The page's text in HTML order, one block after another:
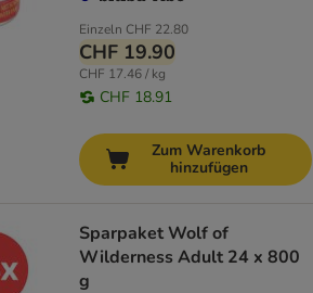
Einzeln CHF 22.80
CHF 19.90
CHF 17.46 / kg
CHF 18.91
Zum Warenkorb
hinzufügen
Sparpaket Wolf of
Wilderness Adult 24 x 800
g